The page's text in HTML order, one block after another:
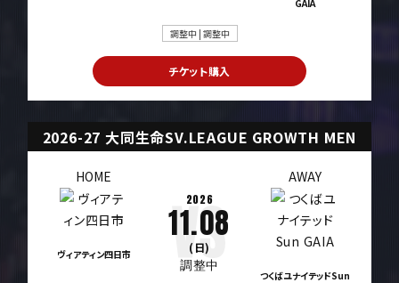
GAIA
調整中 | 調整中
チケット購入
2026-27 大同生命SV.LEAGUE GROWTH MEN
HOME
ヴィアティン四日市
2026
11.08
(日)
調整中
AWAY
つくばユナイテッドSun